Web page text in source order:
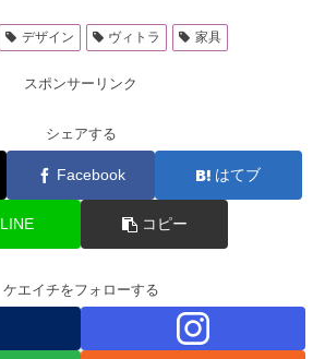
デザイン ヴィトラ 家具
スポンサーリンク
シェアする
Facebook はてブ
LINE コピー
ケエイチをフォローする